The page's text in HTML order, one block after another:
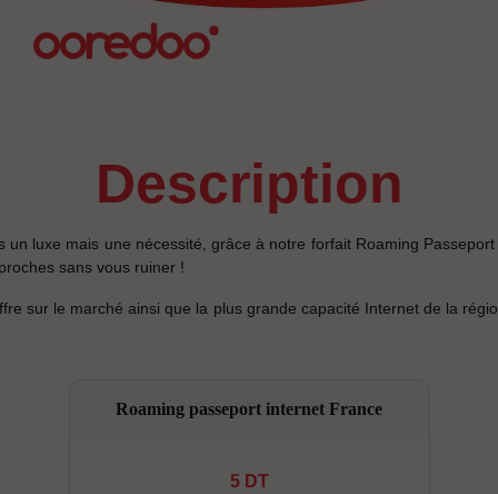
description
un luxe mais une nécessité, grâce à notre forfait Roaming
sans vous ruiner !
sur le marché ainsi que la plus grande capacité Internet de la
Roaming passeport internet France
5 DT